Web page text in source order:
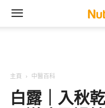
主頁 中醫百科
白露｜入秋